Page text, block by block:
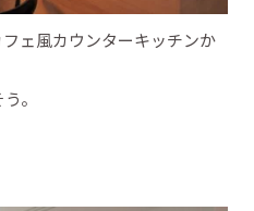
ェ風カウンターキッチンか
。